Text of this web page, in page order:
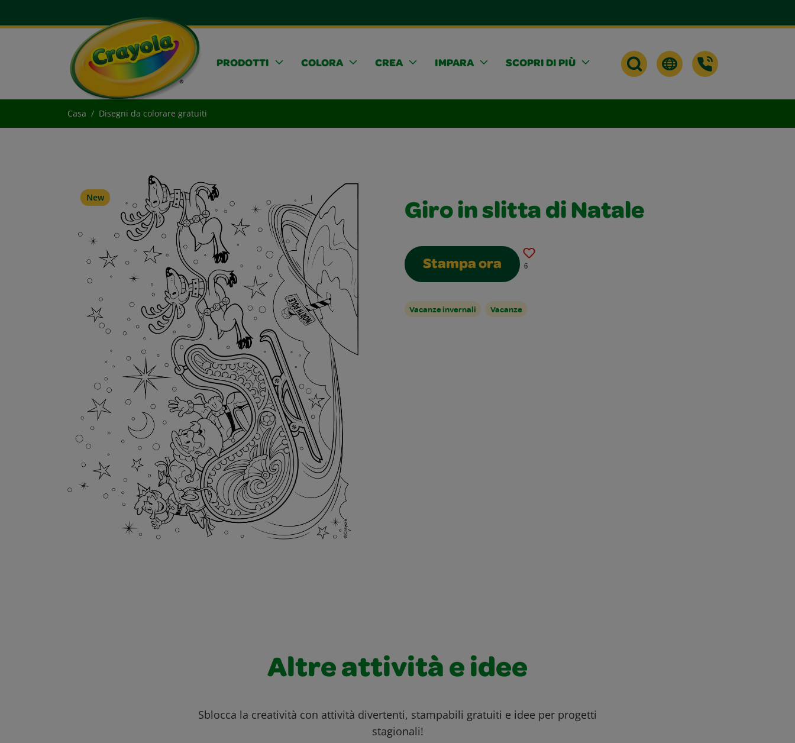
PRODOTTI COLORA CREA IMPARA SCOPRI DI PIÙ
Casa Disegni da colorare gratuiti
New
Giro in slitta di Natale
Stampa ora 6
Vacanze invernali Vacanze
Altre attività e idee
Sblocca la creatività con attività divertenti, stampabili gratuiti e idee per progetti
stagionali!